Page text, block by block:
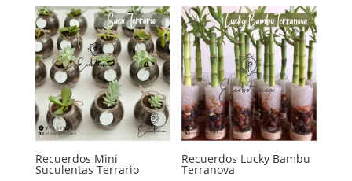
Recuerdos Mini
Suculentas Terrario
Recuerdos Lucky Bambu
Terranova